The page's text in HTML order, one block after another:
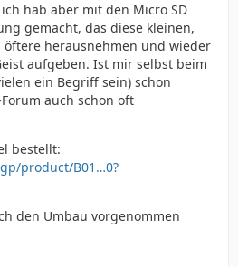
hab aber mit den Micro SD
gemacht, das diese kleinen,
herausnehmen und wieder
aufgeben. Ist mir selbst beim
ein Begriff sein) schon
auch schon oft
bestellt:
product/B01…0?
den Umbau vorgenommen